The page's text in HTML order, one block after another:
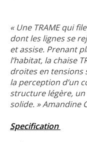
« Une TRAME qui
dont les lignes se
et assise. Prenant
l’habitat, la chaise
droites en tensions
la perception d’un
structure légère,
solide. » Amandine
Specification